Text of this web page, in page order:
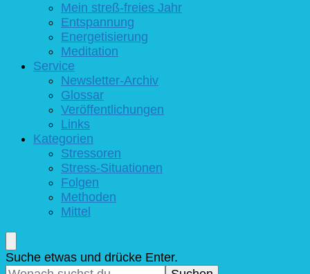
Mein streß-freies Jahr
Entspannung
Energetisierung
Meditation
Service
Newsletter-Archiv
Glossar
Veröffentlichungen
Links
Kategorien
Stressoren
Stress-Situationen
Folgen
Methoden
Mittel
Suchst
du
Suche etwas und drücke Enter.